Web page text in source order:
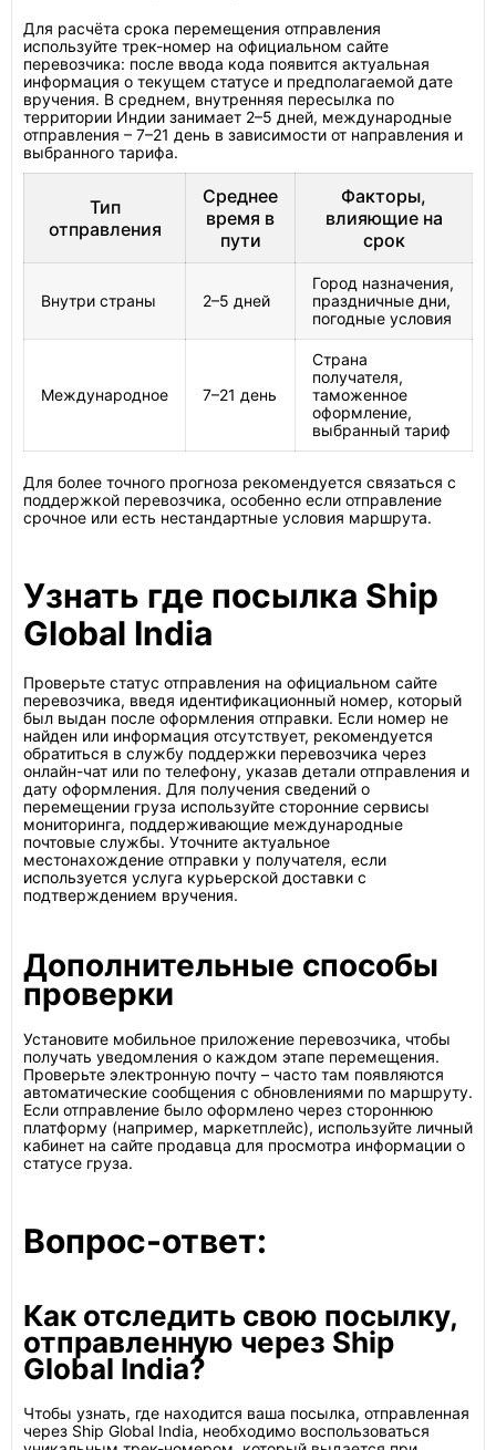
Для расчёта срока перемещения отправления
используйте трек-номер на официальном сайте
перевозчика: после ввода кода появится актуальная
информация о текущем статусе и предполагаемой дате
вручения. В среднем, внутренняя пересылка по
территории Индии занимает 2–5 дней, международные
отправления – 7–21 день в зависимости от направления и
выбранного тарифа.
Тип
отправления
Среднее
время в
пути
Факторы,
влияющие на
срок
Внутри страны 2–5 дней
Город назначения,
праздничные дни,
погодные условия
Международное 7–21 день
Страна
получателя,
таможенное
оформление,
выбранный тариф
Для более точного прогноза рекомендуется связаться с
поддержкой перевозчика, особенно если отправление
срочное или есть нестандартные условия маршрута.
Узнать где посылка Ship
Global India
Проверьте статус отправления на официальном сайте
перевозчика, введя идентификационный номер, который
был выдан после оформления отправки. Если номер не
найден или информация отсутствует, рекомендуется
обратиться в службу поддержки перевозчика через
онлайн-чат или по телефону, указав детали отправления и
дату оформления. Для получения сведений о
перемещении груза используйте сторонние сервисы
мониторинга, поддерживающие международные
почтовые службы. Уточните актуальное
местонахождение отправки у получателя, если
используется услуга курьерской доставки с
подтверждением вручения.
Дополнительные способы
проверки
Установите мобильное приложение перевозчика, чтобы
получать уведомления о каждом этапе перемещения.
Проверьте электронную почту – часто там появляются
автоматические сообщения с обновлениями по маршруту.
Если отправление было оформлено через стороннюю
платформу (например, маркетплейс), используйте личный
кабинет на сайте продавца для просмотра информации о
статусе груза.
Вопрос-ответ:
Как отследить свою посылку,
отправленную через Ship
Global India?
Чтобы узнать, где находится ваша посылка, отправленная
через Ship Global India, необходимо воспользоваться